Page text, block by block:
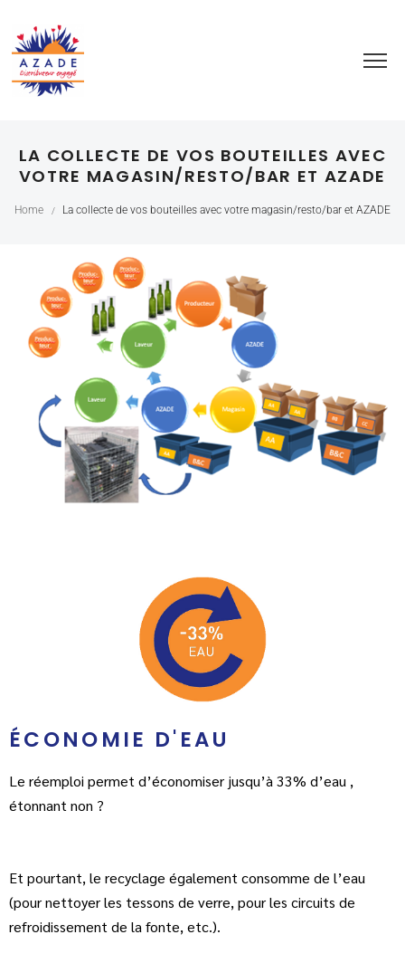
LA COLLECTE DE VOS BOUTEILLES AVEC
VOTRE MAGASIN/RESTO/BAR ET AZADE
Home / La collecte de vos bouteilles avec votre magasin/resto/bar et AZADE
ÉCONOMIE D'EAU
Le réemploi permet d’économiser jusqu’à 33% d’eau ,
étonnant non ?
Et pourtant, le recyclage également consomme de l’eau
(pour nettoyer les tessons de verre, pour les circuits de
refroidissement de la fonte, etc.).